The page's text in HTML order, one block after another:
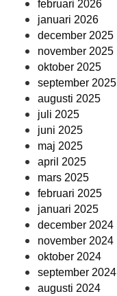
februari 2026
januari 2026
december 2025
november 2025
oktober 2025
september 2025
augusti 2025
juli 2025
juni 2025
maj 2025
april 2025
mars 2025
februari 2025
januari 2025
december 2024
november 2024
oktober 2024
september 2024
augusti 2024